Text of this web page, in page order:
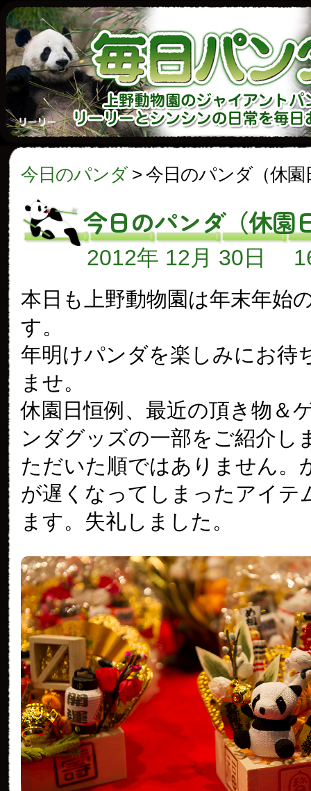
今日のパンダ> 今日のパンダ（休園
今日のパンダ（休園
2012年 12月 30日
本日も上野動物園は年末年始
す。
年明けパンダを楽しみにお待
ませ。
休園日恒例、最近の頂き物＆
ンダグッズの一部をご紹介
ただいた順ではありません。
が遅くなってしまったアイテ
ます。失礼しました。